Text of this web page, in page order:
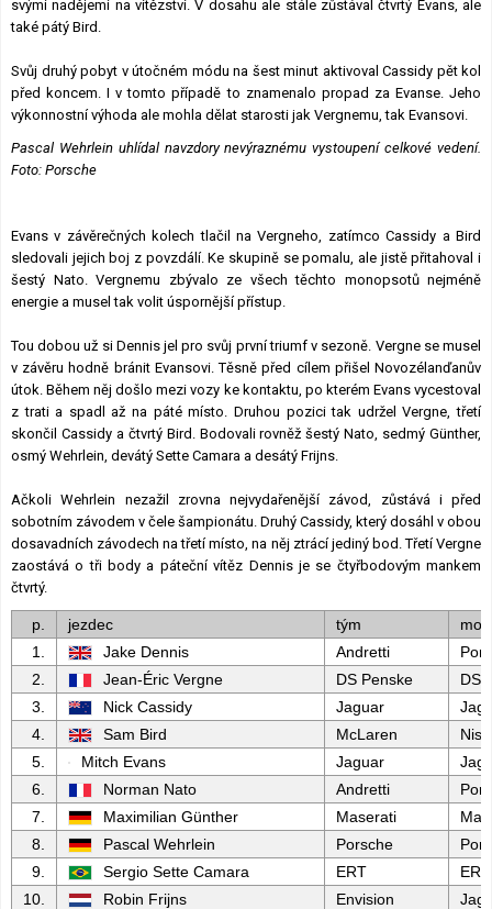
svými nadějemi na vítězství. V dosahu ale stále zůstával čtvrtý Evans, ale
také pátý Bird.
Svůj druhý pobyt v útočném módu na šest minut aktivoval Cassidy pět kol
před koncem. I v tomto případě to znamenalo propad za Evanse. Jeho
výkonnostní výhoda ale mohla dělat starosti jak Vergnemu, tak Evansovi.
Pascal Wehrlein uhlídal navzdory nevýraznému vystoupení celkové vedení.
Foto: Porsche
Evans v závěrečných kolech tlačil na Vergneho, zatímco Cassidy a Bird
sledovali jejich boj z povzdálí. Ke skupině se pomalu, ale jistě přitahoval i
šestý Nato. Vergnemu zbývalo ze všech těchto monopsotů nejméně
energie a musel tak volit úspornější přístup.
Tou dobou už si Dennis jel pro svůj první triumf v sezoně. Vergne se musel
v závěru hodně bránit Evansovi. Těsně před cílem přišel Novozélanďanův
útok. Během něj došlo mezi vozy ke kontaktu, po kterém Evans vycestoval
z trati a spadl až na páté místo. Druhou pozici tak udržel Vergne, třetí
skončil Cassidy a čtvrtý Bird. Bodovali rovněž šestý Nato, sedmý Günther,
osmý Wehrlein, devátý Sette Camara a desátý Frijns.
Ačkoli Wehrlein nezažil zrovna nejvydařenější závod, zůstává i před
sobotním závodem v čele šampionátu. Druhý Cassidy, který dosáhl v obou
dosavadních závodech na třetí místo, na něj ztrácí jediný bod. Třetí Vergne
zaostává o tři body a páteční vítěz Dennis je se čtyřbodovým mankem
čtvrtý.
p. jezdec tým
1.
Jake Dennis Andretti
2.
Jean-Éric Vergne DS Penske
DS
3.
Nick Cassidy Jaguar
4.
Sam Bird McLaren
5.
Mitch Evans Jaguar
6.
Norman Nato Andretti
7.
Maximilian Günther Maserati
8.
Pascal Wehrlein Porsche
9.
Sergio Sette Camara ERT
ERT
10.
Robin Frijns Envision